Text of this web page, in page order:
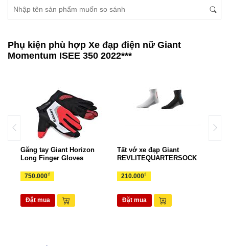
Phụ kiện phù hợp Xe đạp điện nữ Giant
Momentum ISEE 350 2022***
Găng tay Giant Horizon
Long Finger Gloves
750.000₫
Đặt mua
Tất vớ xe đạp Giant
REVLITEQUARTERSOCK
210.000₫
Đặt mua